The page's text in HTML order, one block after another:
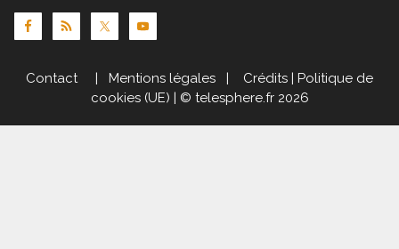
Contact| Mentions légales | Crédits | Politique de
cookies (UE) | © telesphere.fr 2026